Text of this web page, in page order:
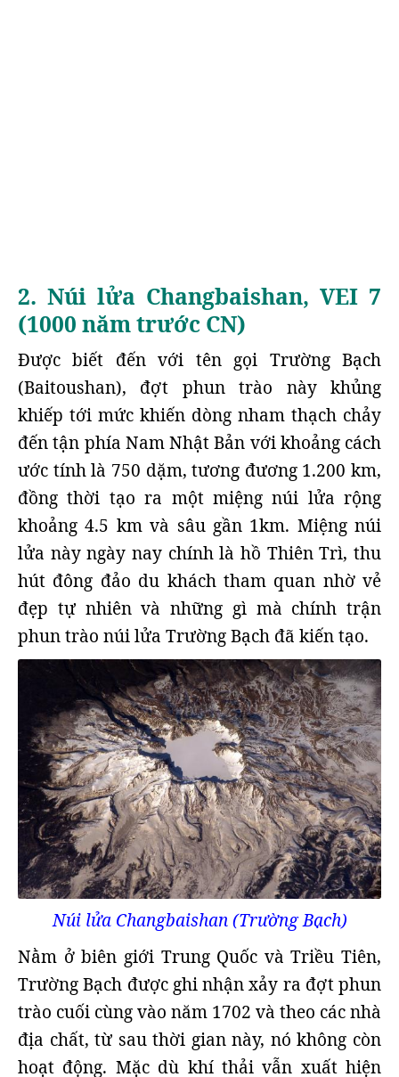
2. Núi lửa Changbaishan, VEI 7
(1000 năm trước CN)
Được biết đến với tên gọi Trường Bạch
(Baitoushan), đợt phun trào này khủng
khiếp tới mức khiến dòng nham thạch chảy
đến tận phía Nam Nhật Bản với khoảng cách
ước tính là 750 dặm, tương đương 1.200 km,
đồng thời tạo ra một miệng núi lửa rộng
khoảng 4.5 km và sâu gần 1km. Miệng núi
lửa này ngày nay chính là hồ Thiên Trì, thu
hút đông đảo du khách tham quan nhờ vẻ
đẹp tự nhiên và những gì mà chính trận
phun trào núi lửa Trường Bạch đã kiến tạo.
Núi lửa Changbaishan (Trường Bạch)
Nằm ở biên giới Trung Quốc và Triều Tiên,
Trường Bạch được ghi nhận xảy ra đợt phun
trào cuối cùng vào năm 1702 và theo các nhà
địa chất, từ sau thời gian này, nó không còn
hoạt động. Mặc dù khí thải vẫn xuất hiện